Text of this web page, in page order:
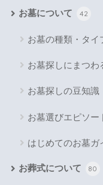
お墓について 42
お墓の種類・タイ
お墓探しにまつわ
お墓探しの豆知識
お墓選びエピソー
はじめてのお墓ガ
お葬式について 80